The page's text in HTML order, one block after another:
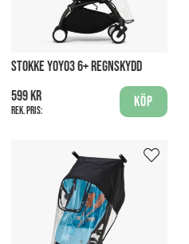
STOKKE YOYO3 6+ REGNSKYDD
599 kr
Rek. pris:
Köp